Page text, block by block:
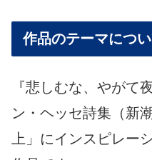
作品のテーマにつ
『悲しむな、やがて
ン・ヘッセ詩集（新
上」にインスピレー